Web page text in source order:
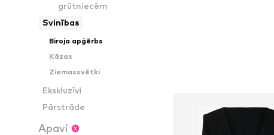
grūtniecēm
Svinības
Biroja apģērbs
Kāzas
Ziemassvētki
Ekskluzīvi
Pārstrāde
Apavi